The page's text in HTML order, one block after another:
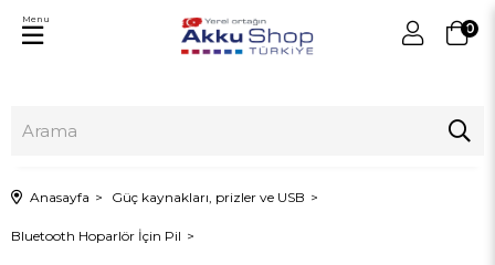
0
Menu
Anasayfa Güç kaynakları, prizler ve USB
Bluetooth Hoparlör İçin Pil